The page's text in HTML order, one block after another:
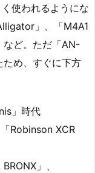
使われるようにな
」、「M4A1
など。ただ「AN-
め、すぐに下方
」時代
Robinson XCR
」、